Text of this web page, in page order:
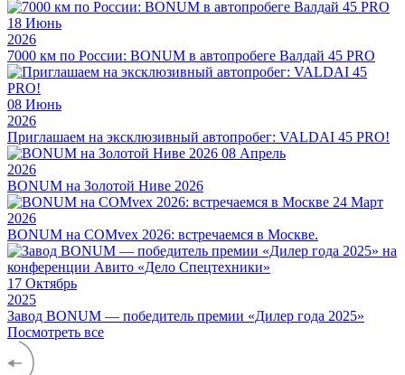
18 Июнь
2026
7000 км по России: BONUM в автопробеге Валдай 45 PRO
08 Июнь
2026
Приглашаем на эксклюзивный автопробег: VALDAI 45 PRO!
08 Апрель
2026
BONUM на Золотой Ниве 2026
24 Март
2026
BONUM на COMvex 2026: встречаемся в Москве.
17 Октябрь
2025
Завод BONUM — победитель премии «Дилер года 2025»
Посмотреть все